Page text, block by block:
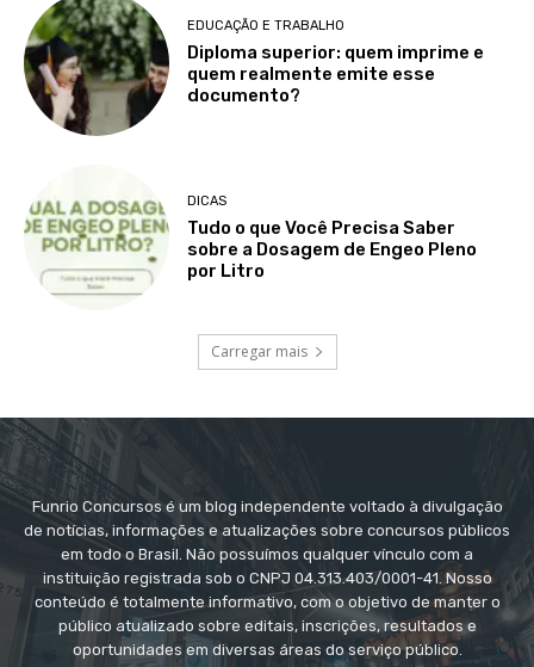
EDUCAÇÃO E TRABALHO
Diploma superior: quem imprime e
quem realmente emite esse
documento?
DICAS
Tudo o que Você Precisa Saber
sobre a Dosagem de Engeo Pleno
por Litro
Carregar mais
Funrio Concursos é um blog independente voltado à divulgação
de notícias, informações e atualizações sobre concursos públicos
em todo o Brasil. Não possuímos qualquer vínculo com a
instituição registrada sob o CNPJ 04.313.403/0001-41. Nosso
conteúdo é totalmente informativo, com o objetivo de manter o
público atualizado sobre editais, inscrições, resultados e
oportunidades em diversas áreas do serviço público.